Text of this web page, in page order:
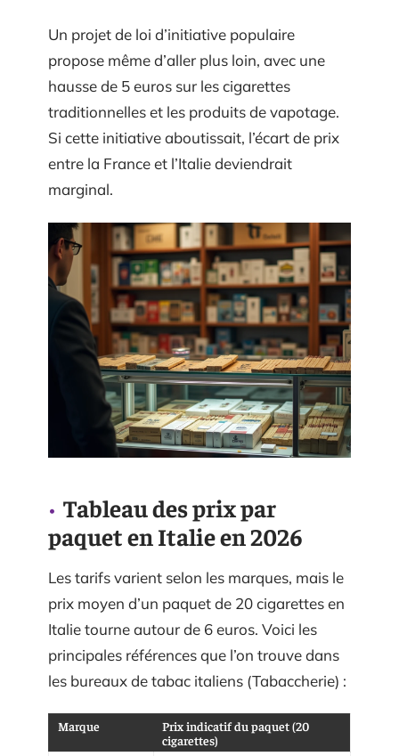
Un projet de loi d’initiative populaire
propose même d’aller plus loin, avec une
hausse de 5 euros sur les cigarettes
traditionnelles et les produits de vapotage.
Si cette initiative aboutissait, l’écart de prix
entre la France et l’Italie deviendrait
marginal.
Tableau des prix par
paquet en Italie en 2026
Les tarifs varient selon les marques, mais le
prix moyen d’un paquet de 20 cigarettes en
Italie tourne autour de 6 euros. Voici les
principales références que l’on trouve dans
les bureaux de tabac italiens (Tabaccherie) :
Marque
Prix indicatif du paquet (20
cigarettes)